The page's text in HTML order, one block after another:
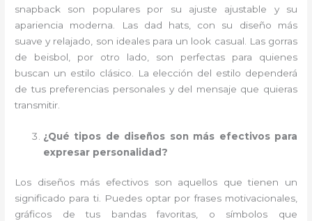
snapback son populares por su ajuste ajustable y su
apariencia moderna. Las dad hats, con su diseño más
suave y relajado, son ideales para un look casual. Las gorras
de beisbol, por otro lado, son perfectas para quienes
buscan un estilo clásico. La elección del estilo dependerá
de tus preferencias personales y del mensaje que quieras
transmitir.
¿Qué tipos de diseños son más efectivos para
expresar personalidad?
Los diseños más efectivos son aquellos que tienen un
significado para ti. Puedes optar por frases motivacionales,
gráficos de tus bandas favoritas, o símbolos que